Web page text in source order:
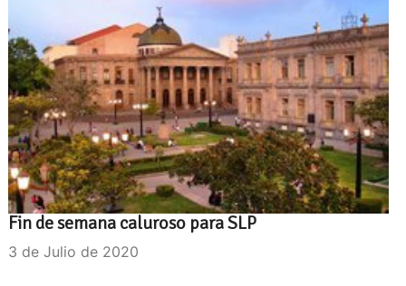
Fin de semana caluroso para SLP
3 de Julio de 2020